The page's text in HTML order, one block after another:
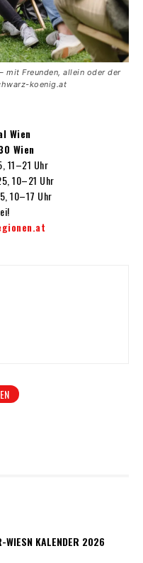
mit Freunden, allein oder der
koenig.at
Wien
Wien
11–21 Uhr
10–21 Uhr
10–17 Uhr
WIESN KALENDER 2026